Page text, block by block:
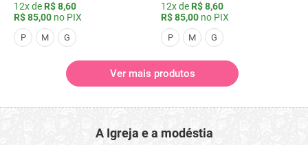
12x de R$ 8,60
R$ 85,00 no PIX
P M G
12x de R$ 8,60
R$ 85,00 no PIX
P M G
Ver mais produtos
A Igreja e a modéstia